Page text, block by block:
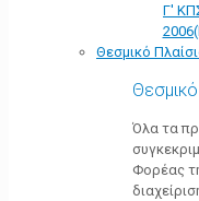
Γ'
Θεσμικό
Όλα τα
Φορέας